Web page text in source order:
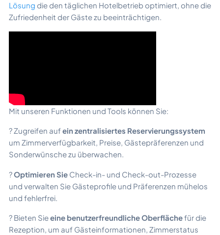
Lösung die den täglichen Hotelbetrieb optimiert, ohne die
Zufriedenheit der Gäste zu beeinträchtigen.
Mit unseren Funktionen und Tools können Sie:
? Zugreifen aufein zentralisiertes Reservierungssystem
um Zimmerverfügbarkeit, Preise, Gästepräferenzen und
Sonderwünsche zu überwachen.
?Optimieren Sie Check-in- und Check-out-Prozesse
und verwalten Sie Gästeprofile und Präferenzen mühelos
und fehlerfrei.
? Bieten Sieeine benutzerfreundliche Oberflächefür die
Rezeption, um auf Gästeinformationen, Zimmerstatus